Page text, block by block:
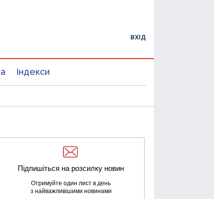
ВХІД
Індекси
Підпишіться на розсилку новин
Отримуйте один лист в день
з найважливішими новинами